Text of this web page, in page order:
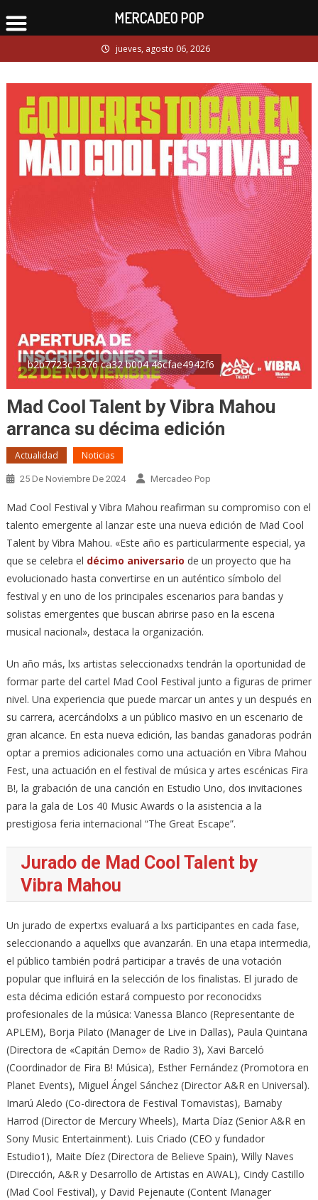
to
jueves, agosto 06, 2026
b2b7723c 3376 ca32 b004 46cfae4942f6
Mad Cool Talent by Vibra Mahou
arranca su décima edición
Actualidad Noticias
25 De Noviembre De 2024 Mercadeo Pop
Mad Cool Festival y Vibra Mahou reafirman su compromiso con el
talento emergente al lanzar este una nueva edición de Mad Cool
Talent by Vibra Mahou. «Este año es particularmente especial, ya
que se celebra el décimo aniversario de un proyecto que ha
evolucionado hasta convertirse en un auténtico símbolo del
festival y en uno de los principales escenarios para bandas y
solistas emergentes que buscan abrirse paso en la escena
musical nacional», destaca la organización.
Un año más, lxs artistas seleccionadxs tendrán la oportunidad de
formar parte del cartel Mad Cool Festival junto a figuras de primer
nivel. Una experiencia que puede marcar un antes y un después en
su carrera, acercándolxs a un público masivo en un escenario de
gran alcance. En esta nueva edición, las bandas ganadoras podrán
optar a premios adicionales como una actuación en Vibra Mahou
Fest, una actuación en el festival de música y artes escénicas Fira
B!, la grabación de una canción en Estudio Uno, dos invitaciones
para la gala de Los 40 Music Awards o la asistencia a la
prestigiosa feria internacional “The Great Escape”.
Jurado de Mad Cool Talent by
Vibra Mahou
Un jurado de expertxs evaluará a lxs participantes en cada fase,
seleccionando a aquellxs que avanzarán. En una etapa intermedia,
el público también podrá participar a través de una votación
popular que influirá en la selección de los finalistas. El jurado de
esta décima edición estará compuesto por reconocidxs
profesionales de la música: Vanessa Blanco (Representante de
APLEM), Borja Pilato (Manager de Live in Dallas), Paula Quintana
(Directora de «Capitán Demo» de Radio 3), Xavi Barceló
(Coordinador de Fira B! Música), Esther Fernández (Promotora en
Planet Events), Miguel Ángel Sánchez (Director A&R en Universal).
Imarú Aledo (Co-directora de Festival Tomavistas), Barnaby
Harrod (Director de Mercury Wheels), Marta Díaz (Senior A&R en
Sony Music Entertainment). Luis Criado (CEO y fundador
Estudio1), Maite Díez (Directora de Believe Spain), Willy Naves
(Dirección, A&R y Desarrollo de Artistas en AWAL), Cindy Castillo
(Mad Cool Festival), y David Pejenaute (Content Manager
MERCADEO POP